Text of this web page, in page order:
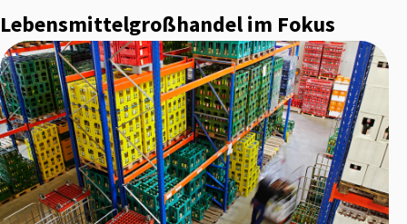
Lebensmittel­großhandel im Fokus